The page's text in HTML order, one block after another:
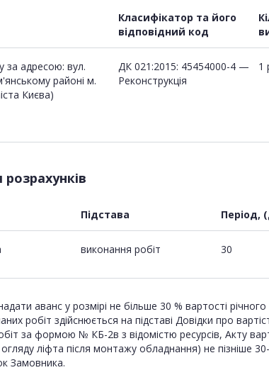
Класифікатор та його
відповідний код
за адресою: вул.
районі м.
Києва)
ДК 021:2015: 45454000-4 —
Реконструкція
1
Підстава Період,
виконання робіт 30
аванс у розмірі не більше 30 % вартості
робіт здійснюється на підставі Довідки про
за формою № КБ-2в з відомістю ресурсів, Акту
ліфта після монтажу обладнання) не пізніше
Замовника.